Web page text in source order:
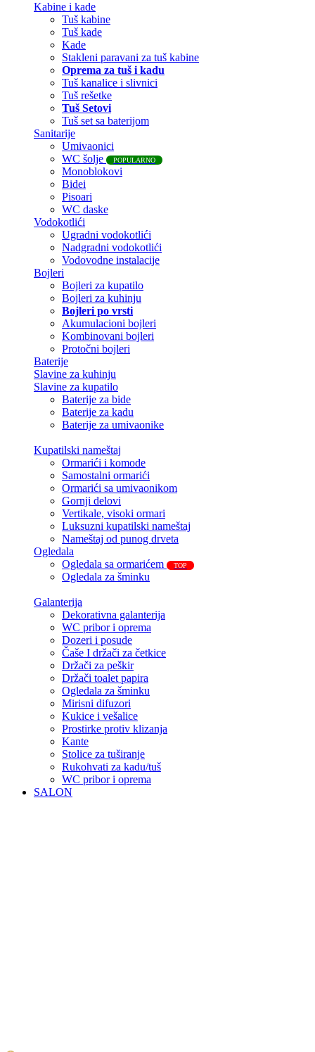
Kabine i kade
Tuš kabine
Tuš kade
Kade
Stakleni paravani za tuš kabine
Oprema za tuš i kadu
Tuš kanalice i slivnici
Tuš rešetke
Tuš Setovi
Tuš set sa baterijom
Sanitarije
Umivaonici
WC šolje
POPULARNO
Monoblokovi
Bidei
Pisoari
WC daske
Vodokotlići
Ugradni vodokotlići
Nadgradni vodokotlići
Vodovodne instalacije
Bojleri
Bojleri za kupatilo
Bojleri za kuhinju
Bojleri po vrsti
Akumulacioni bojleri
Kombinovani bojleri
Protočni bojleri
Baterije
Slavine za kuhinju
Slavine za kupatilo
Baterije za bide
Baterije za kadu
Baterije za umivaonike
Kupatilski nameštaj
Ormarići i komode
Samostalni ormarići
Ormarići sa umivaonikom
Gornji delovi
Vertikale, visoki ormari
Luksuzni kupatilski nameštaj
Nameštaj od punog drveta
Ogledala
Ogledala sa ormarićem
TOP
Ogledala za šminku
Galanterija
Dekorativna galanterija
WC pribor i oprema
Dozeri i posude
Čaše I držači za četkice
Držači za peškir
Držači toalet papira
Ogledala za šminku
Mirisni difuzori
Kukice i vešalice
Prostirke protiv klizanja
Kante
Stolice za tuširanje
Rukohvati za kadu/tuš
WC pribor i oprema
SALON